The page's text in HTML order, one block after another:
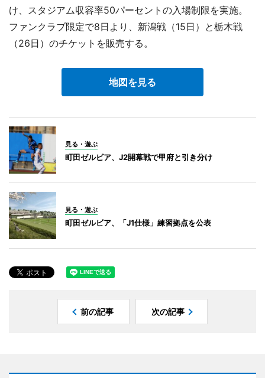
け、スタジアム収容率50パーセントの入場制限を実施。
ファンクラブ限定で8日より、新潟戦（15日）と栃木戦
（26日）のチケットを販売する。
地図を見る
見る・遊ぶ
町田ゼルビア、J2開幕戦で甲府と引き分け
見る・遊ぶ
町田ゼルビア、「J1仕様」練習拠点を公表
前の記事 次の記事